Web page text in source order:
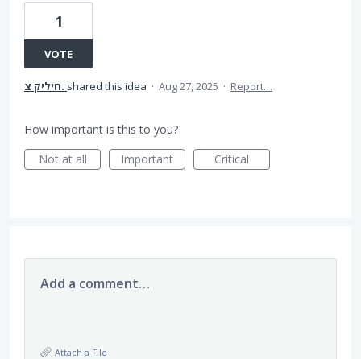
1
VOTE
חיליק צ. shared this idea · Aug 27, 2025 · Report…
How important is this to you?
Not at all
Important Critical
Add a comment…
Attach a File